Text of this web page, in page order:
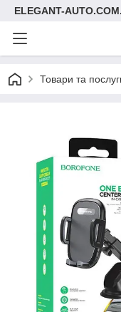
ELEGANT-
Товари та